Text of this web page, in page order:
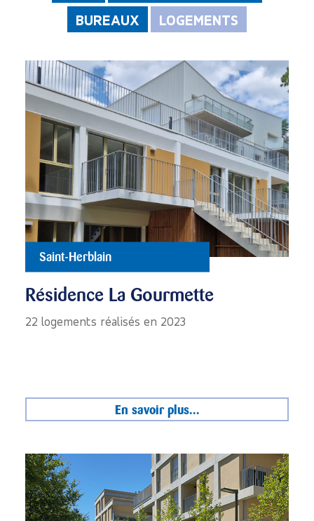
BUREAUX
LOGEMENTS
Saint-Herblain
Résidence La Gourmette
22 logements réalisés en 2023
En savoir plus...